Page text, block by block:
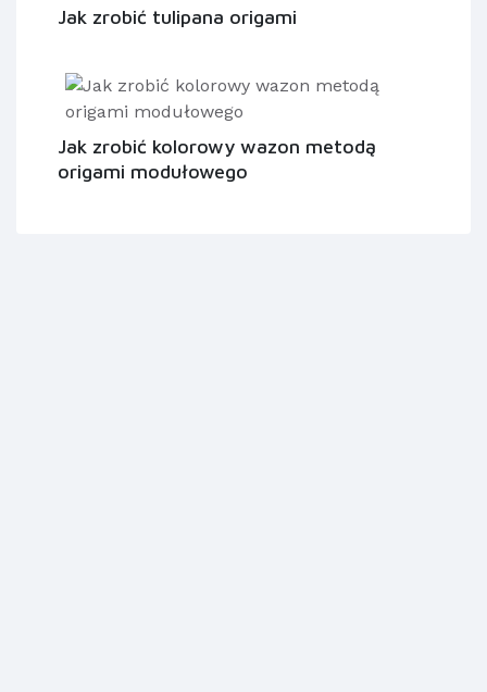
Jak zrobić tulipana origami
Jak zrobić kolorowy wazon metodą
origami modułowego